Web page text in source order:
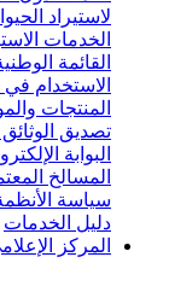
لاستيراد
الخدمات
القائمة
الاستخدام في
المنتجات
تصديق
البوابة
المسالخ
سياسة الأنظمة
دليل الخدمات
المركز